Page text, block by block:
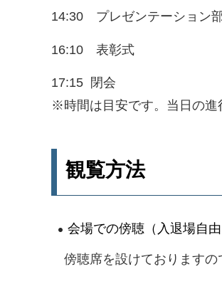
14:30 プレゼンテーション部
16:10 表彰式
17:15 閉会
※時間は目安です。当日の進
観覧方法
会場での傍聴（入退場自
傍聴席を設けておりますの